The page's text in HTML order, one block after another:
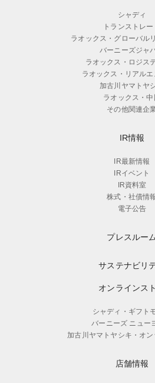
シャディ
トランストレー
ラオックス・グローバル
バーニーズジャ
ラオックス・ロジス
ラオックス・リアルエ
加古川ヤマトヤ
ラオックス・中
その他関連企
IR情報
IR最新情報
IRイベント
IR資料室
株式・社債情
電子公告
プレスルーム
サステナビリ
オンラインス
シャディ・ギフト
バーニーズ ニュー
加古川ヤマトヤシキ・オ
店舗情報